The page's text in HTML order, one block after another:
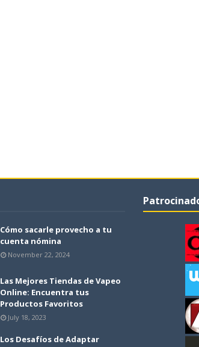
Cómo sacarle provecho a tu
cuenta nómina
November 22, 2024
Las Mejores Tiendas de Vapeo
Online: Encuentra tus
Productos Favoritos
July 18, 2023
Los Desafíos de Adaptar